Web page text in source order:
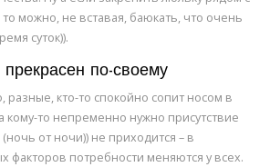
можно, не вставая, баюкать, что очень
суток)).
по-своему
разные, кто-то спокойно сопит носом в
кому-то непременно нужно присутствие
от ночи)) не приходится – в
факторов потребности меняются у всех.